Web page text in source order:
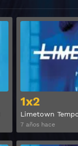
1x2
Limetown
7 años hace